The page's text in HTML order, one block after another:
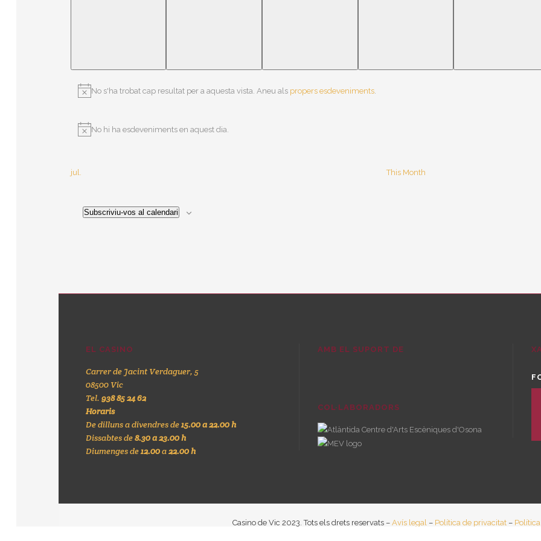
No s'ha trobat cap resultat per a aquesta vista. Aneu als propers esdeveniments.
No hi ha esdeveniments en aquest dia.
jul. This Month
Subscriviu-vos al calendari
EL CASINO
Carrer de Jacint Verdaguer, 5
08500 Vic
Tel. 938 85 24 62
Horaris
De dilluns a divendres de15.00 a 22.00 h
Dissabtes de8.30 a 23.00 h
Diumenges de12.00a22.00 h
AMB EL SUPORT DE
COL·LABORADORS
Casino de Vic 2023. Tots els drets reservats – Avís legal– Política de privacitat–